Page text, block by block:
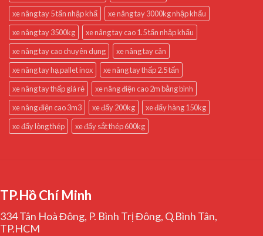
xe nâng tay 5 tấn nhập khẩ
xe nâng tay 3000kg nhập khẩu
xe nâng tay 3500kg
xe nâng tay cao 1.5 tấn nhập khẩu
xe nâng tay cao chuyên dụng
xe nâng tay cân
xe nâng tay hạ pallet inox
xe nâng tay thấp 2.5 tấn
xe nâng tay thấp giá rẻ
xe nâng điện cao 2m bằng bình
xe nâng điện cao 3m3
xe đẩy 200kg
xe đẩy hàng 150kg
xe đẩy lòng thép
xe đẩy sắt thép 600kg
TP.Hồ Chí Minh
334 Tân Hoà Đông, P. Bình Trị Đông, Q.Bình Tân,
TP.HCM